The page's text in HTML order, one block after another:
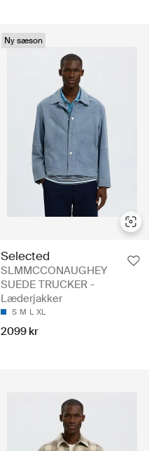
Ny sæson
Selected
SLMMCCONAUGHEY
SUEDE TRUCKER -
Læderjakker
S M L XL
2099 kr